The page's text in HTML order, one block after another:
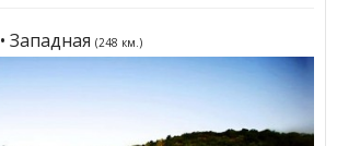
• Западная (248 км.)